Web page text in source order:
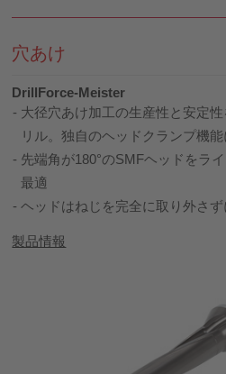
穴あけ
DrillForce-Meister
大径穴あけ加工の生産性と安定
リル。独自のヘッドクランプ機
先端角が180°のSMFヘッドをラ
最適
ヘッドはねじを完全に取り外さ
製品情報